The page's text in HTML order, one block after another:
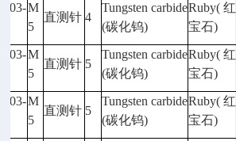
M
5
直测针 4
Tungsten carbide
(碳化钨)
Ruby(红
宝石)
M
5
直测针 5
Tungsten carbide
(碳化钨)
Ruby(红
宝石)
M
5
直测针 5
Tungsten carbide
(碳化钨)
Ruby(红
宝石)